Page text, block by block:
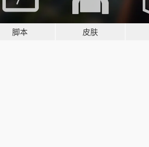
脚本 皮肤